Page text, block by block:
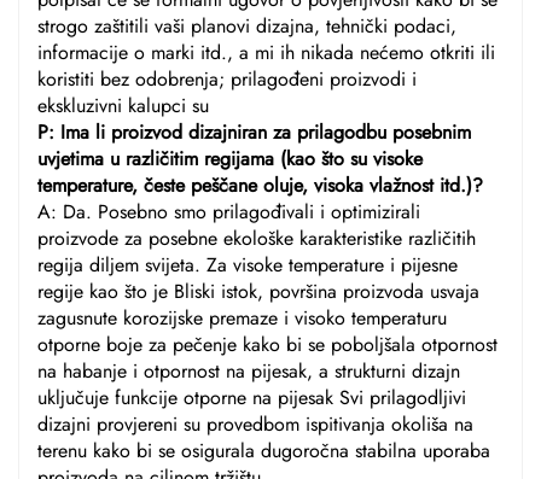
strogo zaštitili vaši planovi dizajna, tehnički podaci,
informacije o marki itd., a mi ih nikada nećemo otkriti ili
koristiti bez odobrenja; prilagođeni proizvodi i
ekskluzivni kalupci su
P: Ima li proizvod dizajniran za prilagodbu posebnim
uvjetima u različitim regijama (kao što su visoke
temperature, česte peščane oluje, visoka vlažnost itd.)?
A: Da. Posebno smo prilagođivali i optimizirali
proizvode za posebne ekološke karakteristike različitih
regija diljem svijeta. Za visoke temperature i pijesne
regije kao što je Bliski istok, površina proizvoda usvaja
zagusnute korozijske premaze i visoko temperaturu
otporne boje za pečenje kako bi se poboljšala otpornost
na habanje i otpornost na pijesak, a strukturni dizajn
uključuje funkcije otporne na pijesak Svi prilagodljivi
dizajni provjereni su provedbom ispitivanja okoliša na
terenu kako bi se osigurala dugoročna stabilna uporaba